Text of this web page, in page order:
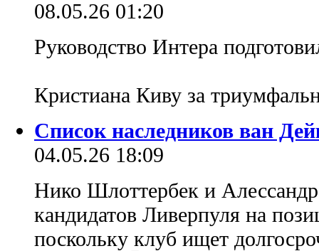
08.05.26 01:20
Руководство Интера
Кристиана Киву за
Список наследников ван
04.05.26 18:09
Нико Шлоттербек и
кандидатов Ливерпуля на
поскольку клуб ищет